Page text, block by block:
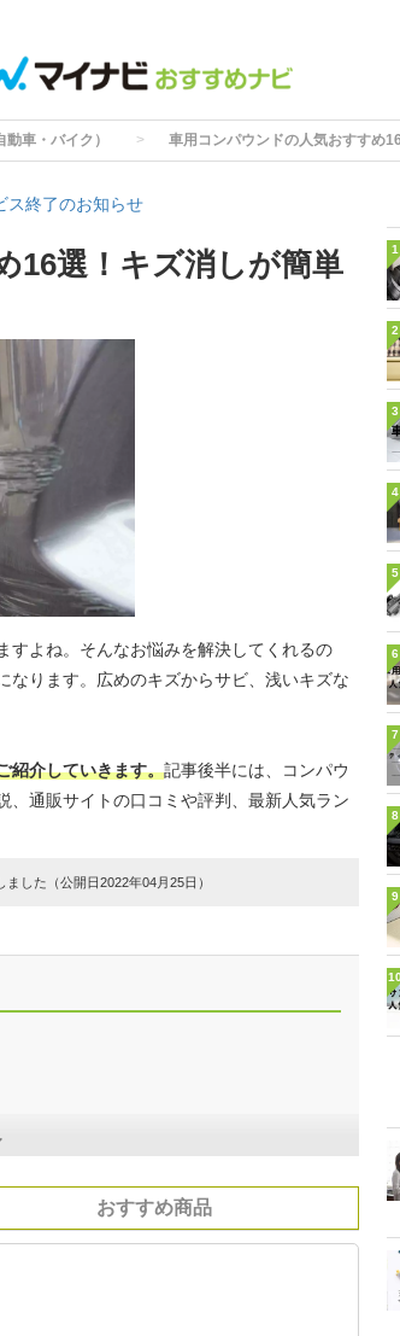
車・バイク） 車用コンパウンドの人気おすすめ
ス終了のお知らせ
16選！キズ消しが簡単
すよね。そんなお悩みを解決してくれるの
なります。広めのキズからサビ、浅いキズな
紹介していきます。記事後半には、コンパウ
、通販サイトの口コミや評判、最新人気ラン
した（公開日2022年04月25日）
おすすめ商品
1
2
3
4
5
6
7
8
9